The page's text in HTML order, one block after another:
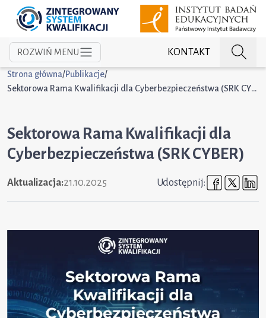
KONTAKT
ROZWIŃ MENU
Strona główna/Publikacje/
Sektorowa Rama Kwalifikacji dla Cyberbezpieczeństwa (SRK CYBER)
Sektorowa Rama Kwalifikacji dla
Cyberbezpieczeństwa (SRK CYBER)
Aktualizacja:21.10.2025 Udostępnij: